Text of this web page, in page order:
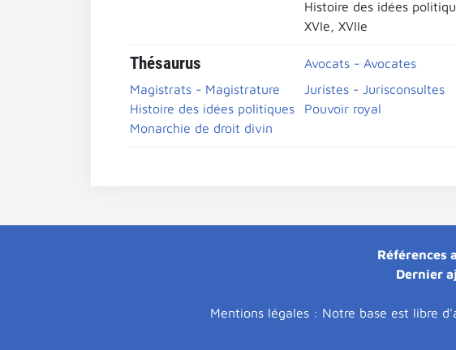
Histoire des idées
XVIe, XVIIe
Thésaurus
Avocats - Avocates
Magistrats - Magistrature
Juristes - Jurisconsultes
Histoire des idées politiques
Pouvoir royal
Monarchie de droit divin
Références
Dernier
Mentions légales : Notre base est libre